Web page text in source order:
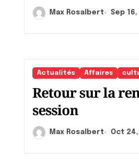
Max Rosalbert Sep
Actualités Affaires
Retour sur la
session
Max Rosalbert Oct 24,